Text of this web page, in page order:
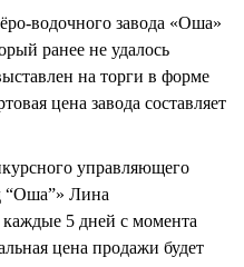
водочного завода «Оша»
ранее не удалось
на торги в форме
цена завода составляет
управляющего
“Оша”» Лина
5 дней с момента
цена продажи будет